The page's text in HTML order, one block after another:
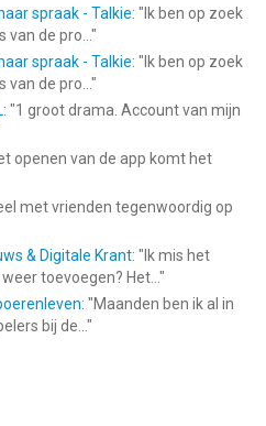
spraak - Talkie: " Ik ben op zoek
de pro... "
spraak - Talkie: " Ik ben op zoek
de pro... "
: "1 groot drama. Account van mijn
openen van de app komt het
met vrienden tegenwoordig op
& Digitale Krant: " Ik mis het
toevoegen? Het... "
: "Maanden ben ik al in
bij de... "